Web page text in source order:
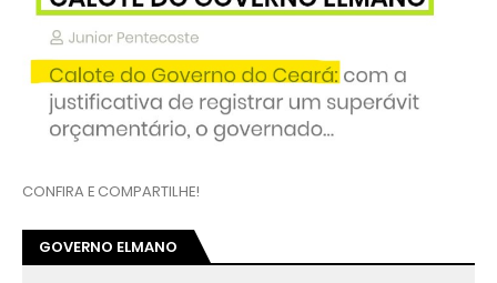
CONFIRA E COMPARTILHE!
GOVERNO ELMANO